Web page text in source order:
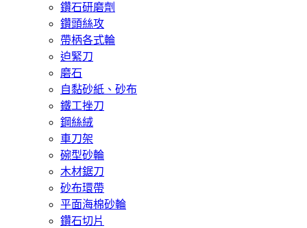
鑽石研磨劑
鑽頭絲攻
帶柄各式輪
迫緊刀
磨石
自黏砂紙、砂布
鐵工挫刀
鋼絲絨
車刀架
碗型砂輪
木材鋸刀
砂布環帶
平面海棉砂輪
鑽石切片